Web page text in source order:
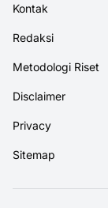
Kontak
Redaksi
Metodologi Riset
Disclaimer
Privacy
Sitemap